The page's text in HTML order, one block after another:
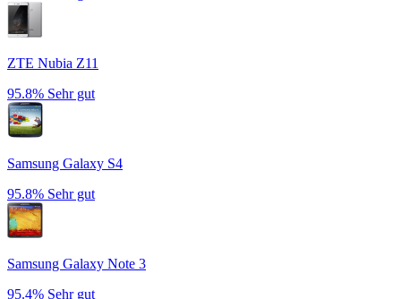
ZTE Nubia Z11
95.8% Sehr gut
Samsung Galaxy S4
95.8% Sehr gut
Samsung Galaxy Note 3
95.4% Sehr gut